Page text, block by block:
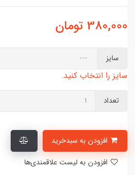
380,000 تومان
سایز
سایز را انتخاب کنید.
تعداد